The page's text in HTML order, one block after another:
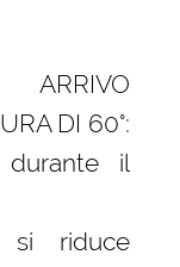
DI 60°:
il
si riduce